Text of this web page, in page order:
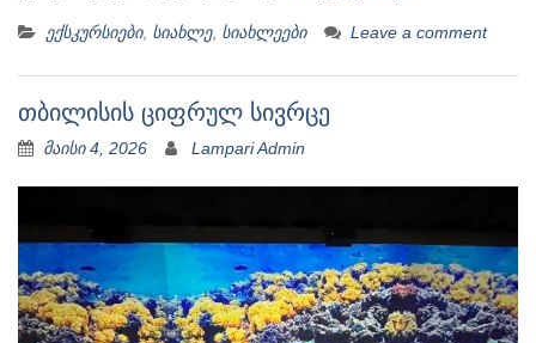
ექსკურსიები, სიახლე, სიახლეები Leave a comment
თბილისის ციფრულ სივრცე
მაისი 4, 2026 Lampari Admin